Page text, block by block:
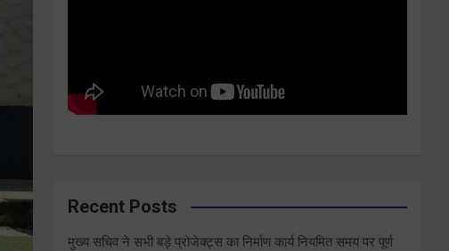
Recent Posts
मुख्य सचिव ने सभी बड़े प्रोजेक्ट्स का निर्माण कार्य नियमित समय पर पूर्ण